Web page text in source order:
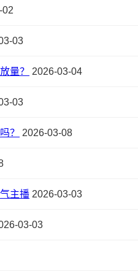
02
03
量？ 2026-03-04
03
？ 2026-03-08
主播 2026-03-03
03-03